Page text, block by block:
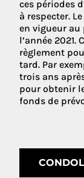
ces périodes
à respecter.
en vigueur
l’année
règlement
tard. Par
trois ans
pour obtenir
fonds de